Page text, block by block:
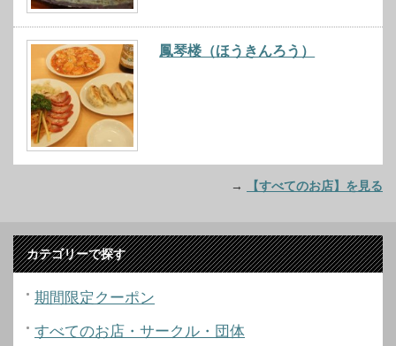
鳳琴楼（ほうきんろう）
→ 【すべてのお店】を見る
カテゴリーで探す
期間限定クーポン
すべてのお店・サークル・団体